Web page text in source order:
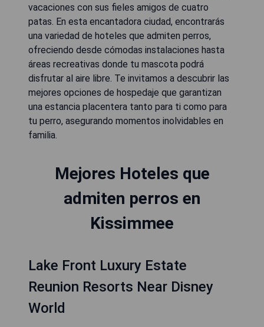
vacaciones con sus fieles amigos de cuatro
patas. En esta encantadora ciudad, encontrarás
una variedad de hoteles que admiten perros,
ofreciendo desde cómodas instalaciones hasta
áreas recreativas donde tu mascota podrá
disfrutar al aire libre. Te invitamos a descubrir las
mejores opciones de hospedaje que garantizan
una estancia placentera tanto para ti como para
tu perro, asegurando momentos inolvidables en
familia.
Mejores Hoteles que
admiten perros en
Kissimmee
Lake Front Luxury Estate
Reunion Resorts Near Disney
World